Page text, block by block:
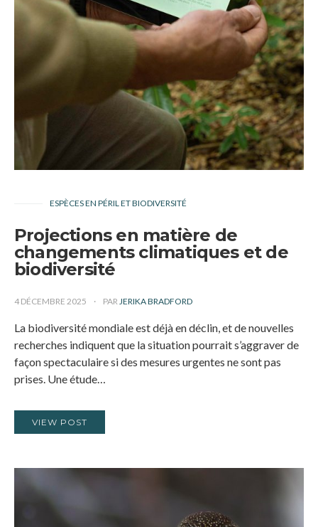
ESPÈCES EN PÉRIL ET BIODIVERSITÉ
Projections en matière de
changements climatiques et de
biodiversité
4 DÉCEMBRE 2025 PARJERIKA BRADFORD
La biodiversité mondiale est déjà en déclin, et de nouvelles
recherches indiquent que la situation pourrait s’aggraver de
façon spectaculaire si des mesures urgentes ne sont pas
prises. Une étude…
VIEW POST